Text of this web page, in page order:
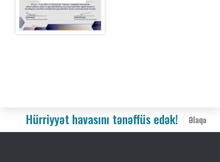
Hürriyyət havasını tənəffüs edək! Əlaqə